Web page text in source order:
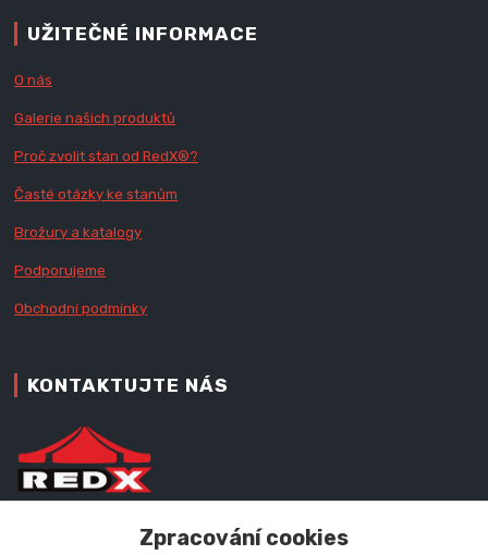
UŽITEČNÉ INFORMACE
O nás
Galerie našich produktů
Proč zvolit stan od RedX®?
Časté otázky ke stanům
Brožury a katalogy
Podporujeme
Obchodní podmínky
KONTAKTUJTE NÁS
+420 777 979 111Zpracování cookies